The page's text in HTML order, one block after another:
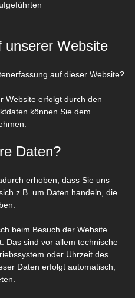
unserer Website
auf dieser Website?
Website erfolgt durch den
können Sie dem
Daten?
erhoben, dass Sie uns
z.B. um Daten handeln, die
beim Besuch der Website
Das sind vor allem technische
oder Uhrzeit des
Daten erfolgt automatisch,